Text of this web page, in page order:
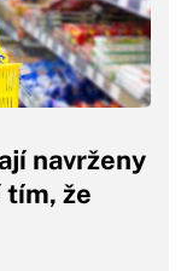
navrženy
že